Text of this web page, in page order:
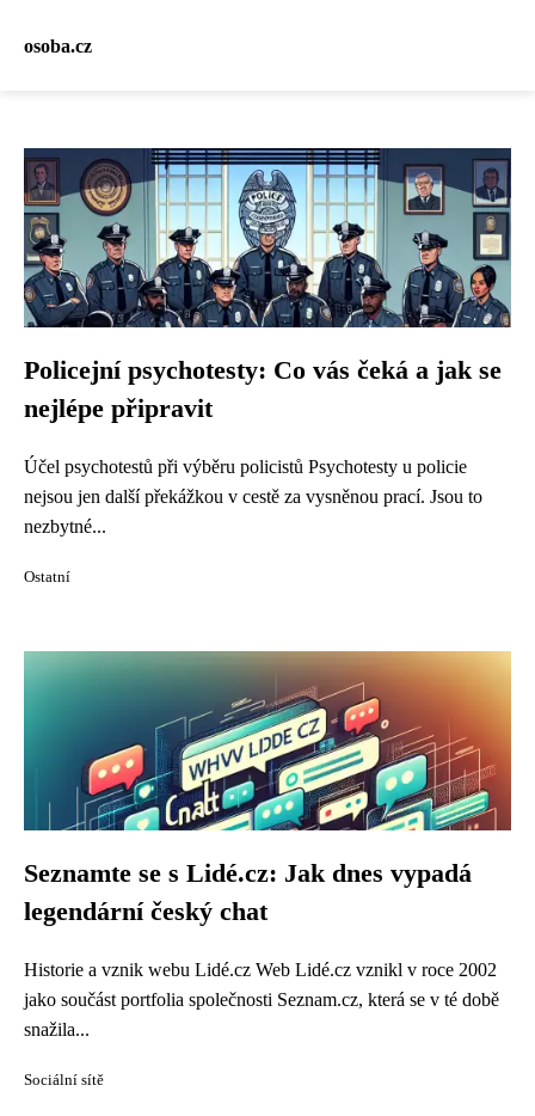
osoba.cz
Policejní psychotesty: Co vás čeká a jak se
nejlépe připravit
Účel psychotestů při výběru policistů Psychotesty u policie
nejsou jen další překážkou v cestě za vysněnou prací. Jsou to
nezbytné...
Ostatní
Seznamte se s Lidé.cz: Jak dnes vypadá
legendární český chat
Historie a vznik webu Lidé.cz Web Lidé.cz vznikl v roce 2002
jako součást portfolia společnosti Seznam.cz, která se v té době
snažila...
Sociální sítě